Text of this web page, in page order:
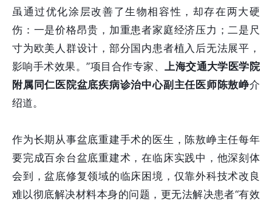
虽通过优化涂层改善了生物相容性，却存在两大硬
伤：一是价格昂贵，加重患者家庭经济压力；二是尺
寸为欧美人群设计，部分国内患者植入后无法展平，
影响手术效果。”项目合作专家、上海交通大学医学院
附属同仁医院盆底疾病诊治中心副主任医师陈敖峥介
绍道。
作为长期从事盆底重建手术的医生，陈敖峥主任每年
要完成百余台盆底重建术，在临床实践中，他深刻体
会到，盆底修复领域的临床困境，仅靠外科技术改良
难以彻底解决材料本身的问题，更无法解决患者“有效